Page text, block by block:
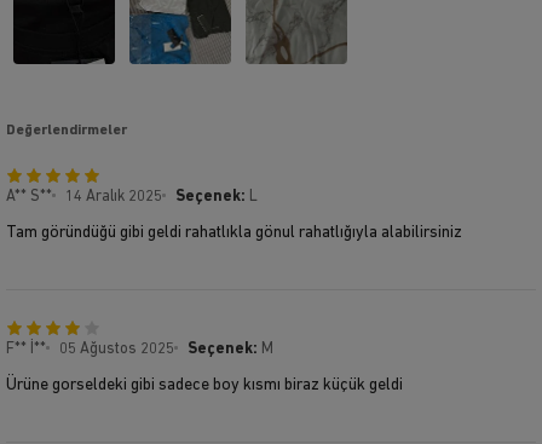
Değerlendirmeler
A** S** 14 Aralık 2025 Seçenek:
Tam göründüğü gibi geldi rahatlıkla gönul rahatlığıyla alabilirsiniz
F** İ** 05 Ağustos 2025 Seçenek: M
Ürüne gorseldeki gibi sadece boy kısmı biraz küçük geldi